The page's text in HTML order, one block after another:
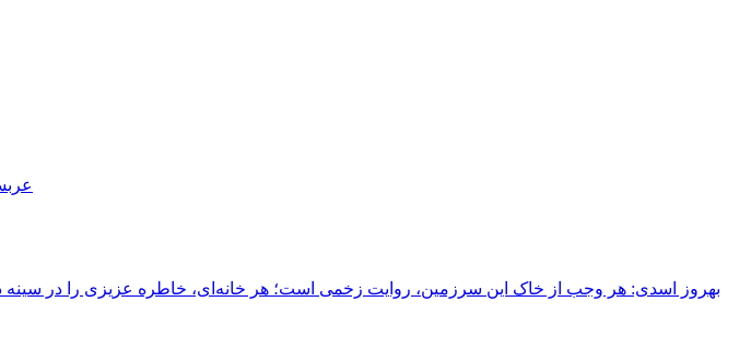
بهروز اسدی: هر وجب از خاک‌ این سرزمین، روایت زخمی است؛ هر خانه‌ای، خاطره عزیزی را در سینه